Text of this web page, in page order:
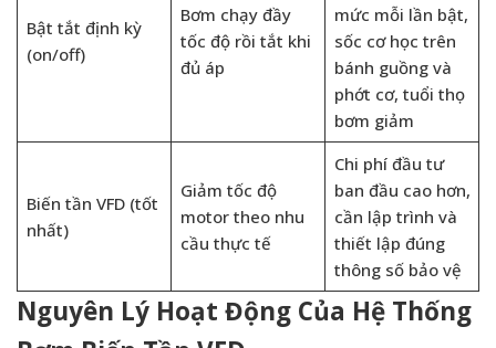
Bật tắt định kỳ
(on/off)
Bơm chạy đầy
tốc độ rồi tắt khi
đủ áp
mức mỗi lần bật,
sốc cơ học trên
bánh guồng và
phớt cơ, tuổi thọ
bơm giảm
Biến tần VFD (tốt
nhất)
Giảm tốc độ
motor theo nhu
cầu thực tế
Chi phí đầu tư
ban đầu cao hơn,
cần lập trình và
thiết lập đúng
thông số bảo vệ
Nguyên Lý Hoạt Động Của Hệ Thống